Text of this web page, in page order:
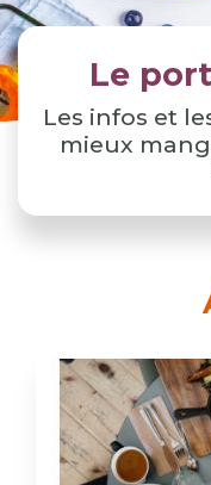
Le
Les infos et
mieux